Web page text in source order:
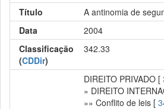
Título
A antinomia de
Data
2004
Classificação
(CDDir)
342.33
DIREITO PRIVADO [
» DIREITO
»» Conflito de leis [